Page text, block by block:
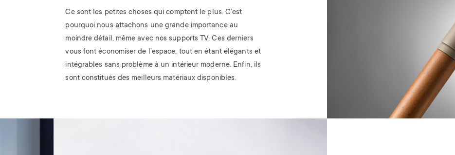
Ce sont les petites choses qui comptent le plus. C’est
pourquoi nous attachons une grande importance au
moindre détail, même avec nos supports TV. Ces derniers
vous font économiser de l’espace, tout en étant élégants et
intégrables sans problème à un intérieur moderne. Enfin, ils
sont constitués des meilleurs matériaux disponibles.